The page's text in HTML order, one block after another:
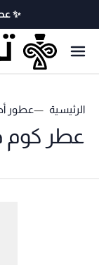
✨ عطور أصلية فاخرة بأسعار منافسة ✨
الرئيسية عطور
عطر كوم